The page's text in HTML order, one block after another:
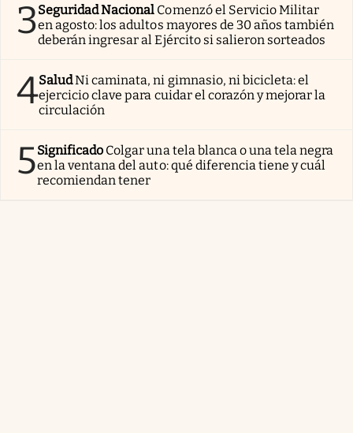
3Seguridad Nacional Comenzó el Servicio Militar
en agosto: los adultos mayores de 30 años también
deberán ingresar al Ejército si salieron sorteados
4SaludNi caminata, ni gimnasio, ni bicicleta: el
ejercicio clave para cuidar el corazón y mejorar la
circulación
5Significado Colgar una tela blanca o una tela negra
en la ventana del auto: qué diferencia tiene y cuál
recomiendan tener